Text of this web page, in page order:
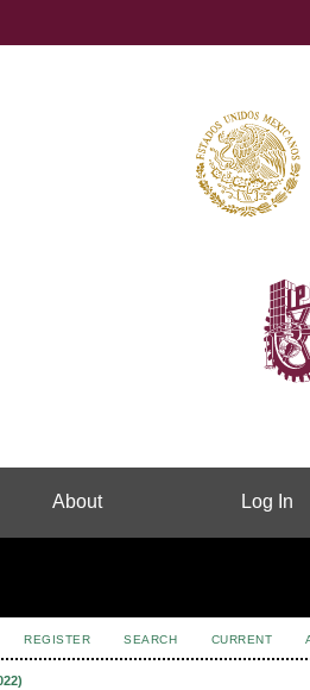
About Log In
REGISTER SEARCH CURRENT